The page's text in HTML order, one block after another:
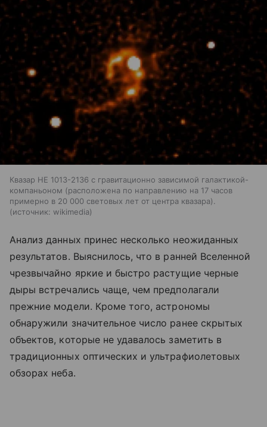
Квазар HE 1013-2136 с гравитационно зависимой галактикой-
компаньоном (расположена по направлению на 17 часов
примерно в 20 000 световых лет от центра квазара).
источник: wikimedia
Анализ данных принес несколько неожиданных
результатов. Выяснилось, что в ранней Вселенной
чрезвычайно яркие и быстро растущие черные
дыры встречались чаще, чем предполагали
прежние модели. Кроме того, астрономы
обнаружили значительное число ранее скрытых
объектов, которые не удавалось заметить в
традиционных оптических и ультрафиолетовых
обзорах неба.